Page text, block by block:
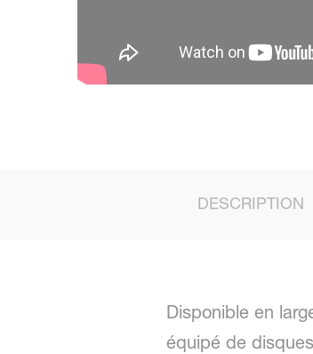
DESCRIPTION
Disponible en
équipé de